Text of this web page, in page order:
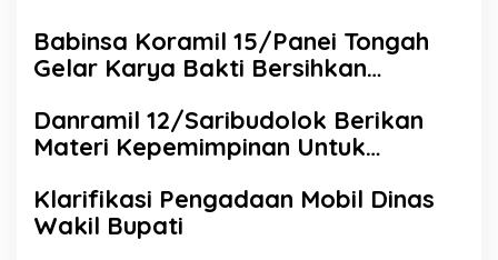
Babinsa Koramil 15/Panei Tongah
Gelar Karya Bakti Bersihkan
Perangkat Kecamatan
Danramil 12/Saribudolok Berikan
Materi Kepemimpinan Untuk
Koperasi Merah Putih
Klarifikasi Pengadaan Mobil Dinas
Wakil Bupati